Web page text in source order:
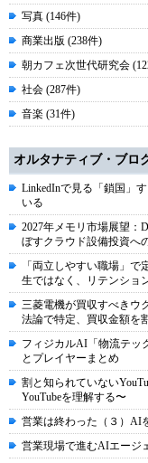
写真 (146件)
商業出版 (238件)
朝カフェ次世代研究会
社会 (287件)
音楽 (31件)
オルタナティブ・ブロ
LinkedInで見る「鎖国」
いる
2027年メモリ市場展望：
ぼすクラウド設備投資へ
「両立しやすい職場」
生ではなく、リテンショ
三菱電機が買収すべきウ
法論で特定、買収金額を
フィジカルAI「物流テッ
とプレイヤーまとめ
割と知られていない
YouTubeを理解する〜
営業は終わった（３）AI
営業現場で進むAIエージ